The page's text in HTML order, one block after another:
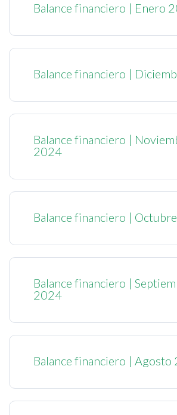
Balance financiero | Enero
Balance financiero |
Balance financiero |
2024
Balance financiero |
Balance financiero |
2024
Balance financiero | Agosto